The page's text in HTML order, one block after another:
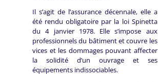
Il s’agit de l’assurance décennale, elle a
été rendu obligatoire par la loi Spinetta
du 4 janvier 1978. Elle s’impose aux
professionnels du bâtiment et couvre les
vices et les dommages pouvant affecter
la solidité d’un ouvrage et ses
équipements indissociables.